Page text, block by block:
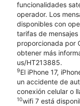
funcionalidades
operador. Los
disponibles con
tarifas de
proporcionada por
obtener más
us/HT213885.
9El iPhone 17,
un accidente de
conexión celular o
10wifi 7 está